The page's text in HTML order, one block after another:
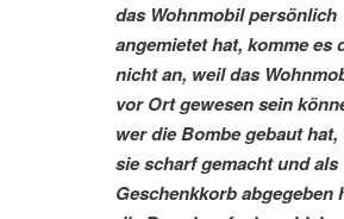
das Wohnmobil persönlich
angemietet hat, komme es
nicht an, weil das
vor Ort gewesen sein
wer die Bombe gebaut
sie scharf gemacht und als
Geschenkkorb abgegeben